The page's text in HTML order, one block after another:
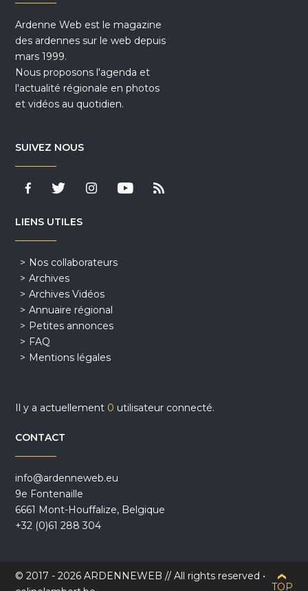
Ardenne Web est le magazine
des ardennes sur le web depuis
mars 1999.
Nous proposons l'agenda et
l'actualité régionale en photos
et vidéos au quotidien.
SUIVEZ NOUS
LIENS UTILES
Nos collaborateurs
Archives
Archives Vidéos
Annuaire régional
Petites annonces
FAQ
Mentions légales
Il y a actuellement 0 utilisateur connecté.
CONTACT
info@ardenneweb.eu
9e Fontenaille
6661 Mont-Houffalize, Belgique
+32 (0)61 288 304
© 2017 - 2026 ARDENNEWEB // All rights reserved •
TOP